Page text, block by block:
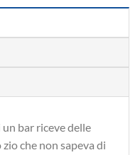
bar riceve delle
che non sapeva di